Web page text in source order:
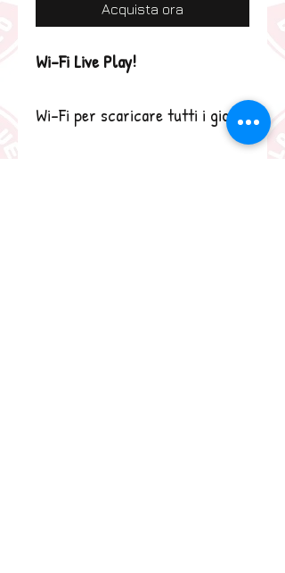
Acquista ora
Wi-Fi Live Play!
Wi-Fi per scaricare tutti i giochi
che desideri e per giocare con